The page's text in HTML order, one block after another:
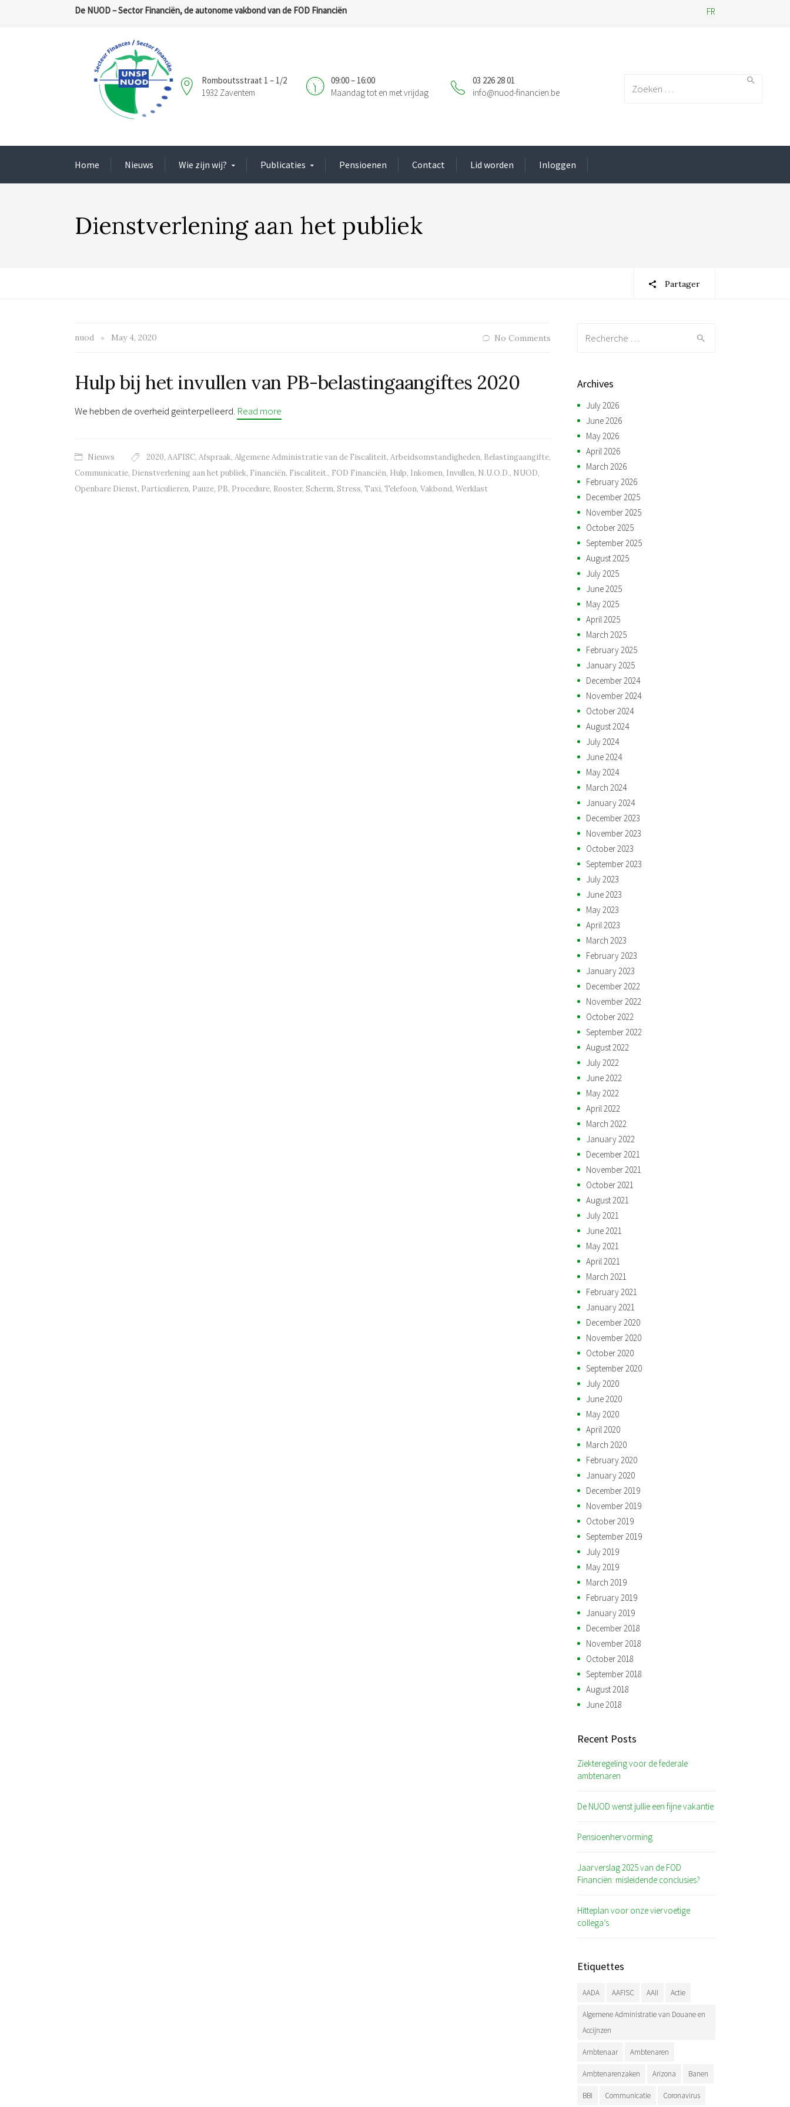
De NUOD – Sector Financiën, de autonome vakbond van de FOD Financiën FR
03 226 28 01
info@nuod-financien.be
09:00 – 16:00
Maandag tot en met vrijdag
Romboutsstraat 1 – 1/2
1932 Zaventem
Home Nieuws Wie zijn wij? Publicaties Pensioenen Contact Lid worden Inloggen
Dienstverlening aan het publiek
Partager
nuod May 4, 2020 No Comments
Hulp bij het invullen van PB-belastingaangiftes 2020
We hebben de overheid geïnterpelleerd. Read more
Nieuws 2020, AAFISC, Afspraak, Algemene Administratie van de Fiscaliteit, Arbeidsomstandigheden, Belastingaangifte,
Communicatie, Dienstverlening aan het publiek, Financiën, Fiscaliteit., FOD Financiën, Hulp, Inkomen, Invullen, N.U.O.D., NUOD,
Openbare Dienst, Particulieren, Pauze, PB, Procedure, Rooster, Scherm, Stress, Taxi, Telefoon, Vakbond, Werklast
Archives
July 2026
June 2026
May 2026
April 2026
March 2026
February 2026
December 2025
November 2025
October 2025
September 2025
August 2025
July 2025
June 2025
May 2025
April 2025
March 2025
February 2025
January 2025
December 2024
November 2024
October 2024
August 2024
July 2024
June 2024
May 2024
March 2024
January 2024
December 2023
November 2023
October 2023
September 2023
July 2023
June 2023
May 2023
April 2023
March 2023
February 2023
January 2023
December 2022
November 2022
October 2022
September 2022
August 2022
July 2022
June 2022
May 2022
April 2022
March 2022
January 2022
December 2021
November 2021
October 2021
August 2021
July 2021
June 2021
May 2021
April 2021
March 2021
February 2021
January 2021
December 2020
November 2020
October 2020
September 2020
July 2020
June 2020
May 2020
April 2020
March 2020
February 2020
January 2020
December 2019
November 2019
October 2019
September 2019
July 2019
May 2019
March 2019
February 2019
January 2019
December 2018
November 2018
October 2018
September 2018
August 2018
June 2018
Recent Posts
Ziekteregeling voor de federale
ambtenaren
De NUOD wenst jullie een fijne vakantie
Pensioenhervorming
Jaarverslag 2025 van de FOD
Financiën: misleidende conclusies?
Hitteplan voor onze viervoetige
collega’s
Etiquettes
AADA AAFISC AAII Actie
Algemene Administratie van Douane en
Accijnzen
Ambtenaar Ambtenaren
Ambtenarenzaken Arizona Banen
BBI Communicatie Coronavirus